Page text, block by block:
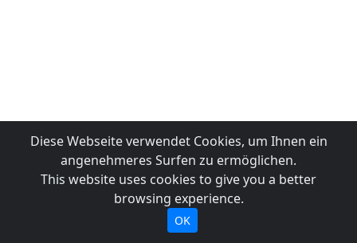
Diese Webseite verwendet Cookies, um Ihnen ein
angenehmeres Surfen zu ermöglichen.
This website uses cookies to give you a better
browsing experience.
OK